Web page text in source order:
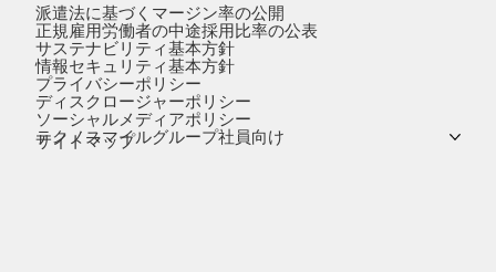
派遣法に基づくマージン率の公開
正規雇用労働者の中途採用比率の公表
サステナビリティ基本方針
情報セキュリティ基本方針
プライバシーポリシー
ディスクロージャーポリシー
ソーシャルメディアポリシー
テクノスマイルグループ社員向け
サイトマップ